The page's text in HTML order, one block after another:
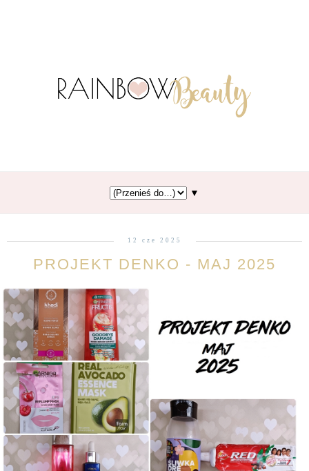
▼
12 cze 2025
PROJEKT DENKO - MAJ 2025